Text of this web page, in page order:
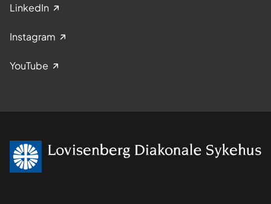
LinkedIn
Instagram
YouTube